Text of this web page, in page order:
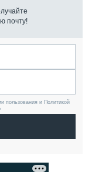
почту!
пользования и Политикой